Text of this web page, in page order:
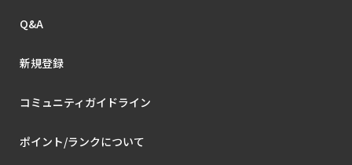
Q&A
新規登録
コミュニティガイドライン
ポイント/ランクについて